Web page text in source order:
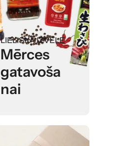
LIELISKA IZVĒLE
Mērces
gatavoša
nai